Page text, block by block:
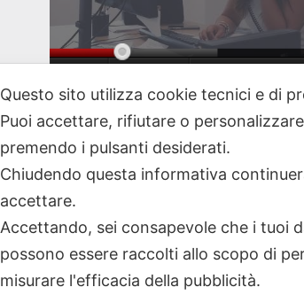
Vai al nostro canale Youtube
Questo sito utilizza cookie tecnici e di
Puoi accettare, rifiutare o
premendo i pulsanti desiderati.
Chiudendo questa informativa
accettare.
Accettando, sei consapevole che i tuoi
possono essere raccolti allo scopo di
misurare l'efficacia della pubblicità.